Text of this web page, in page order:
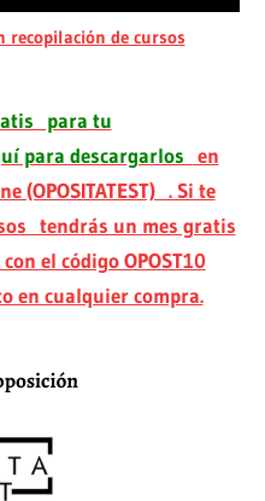
recopilación de cursos
para tu
para descargarlos en
(OPOSITATEST) . Si te
tendrás un mes gratis
el código OPOST10
en cualquier compra.